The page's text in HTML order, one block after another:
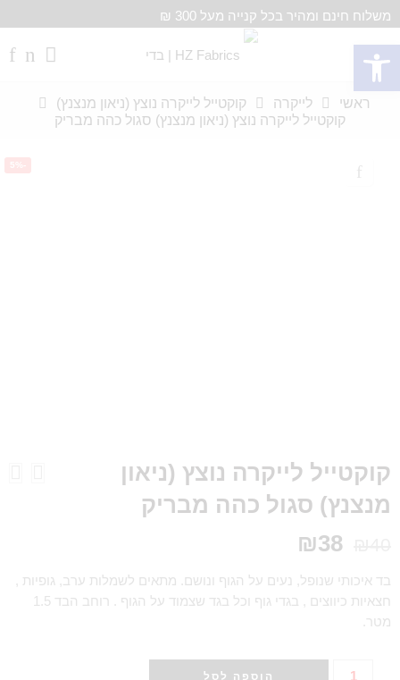
פתח סרגל נגישות
משלוח חינם ומהיר בכל קנייה מעל 300 ₪
ראשי לייקרה
קוקטייל לייקרה נוצץ (ניאון מנצנץ)
קוקטייל לייקרה נוצץ (ניאון מנצנץ) סגול כהה מבריק
-5%
קוקטייל לייקרה נוצץ (ניאון
מנצנץ) סגול כהה מבריק
₪38
בד איכותי שנופל, נעים על הגוף ונושם. מתאים לשמלות ערב, גופיות ,
חצאיות כיווצים , בגדי גוף וכל בגד שצמוד על הגוף . רוחב הבד 1.5
מטר.
הוספה לסל